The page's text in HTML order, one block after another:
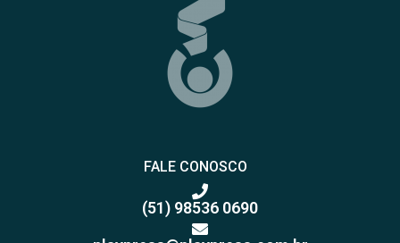
FALE CONOSCO
(51) 98536 0690